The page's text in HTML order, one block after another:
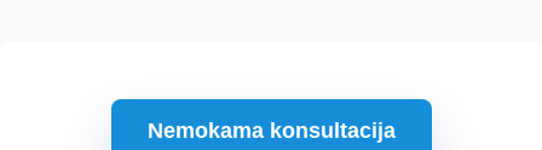
Nemokama konsultacija